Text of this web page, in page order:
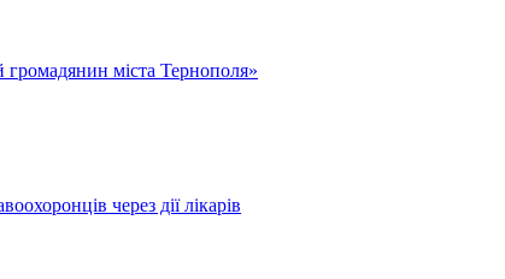
міста Тернополя»
через дії лікарів